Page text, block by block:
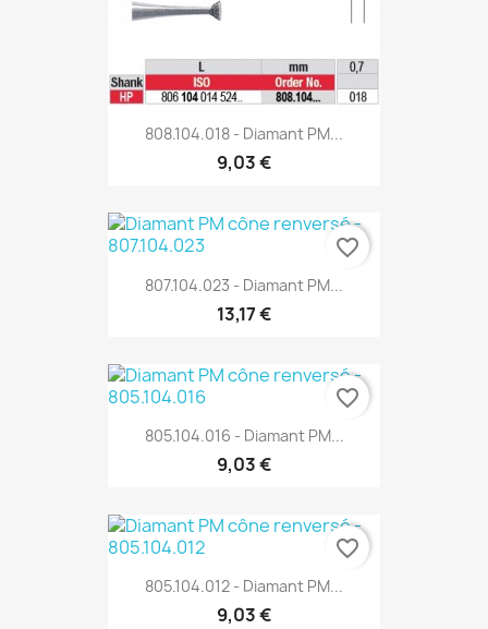
808.104.018 - Diamant PM...
9,03 €
807.104.023 - Diamant PM...
13,17 €
favorite_border
805.104.016 - Diamant PM...
9,03 €
favorite_border
805.104.012 - Diamant PM...
9,03 €
favorite_border